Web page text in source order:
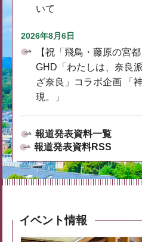
いて
2026年8月6日
【祝「飛鳥・藤原の宮
GHD「わたしは、奈良
ざ奈良」コラボ企画 「
現。」
報道発表資料一覧
報道発表資料RSS
イベント情報